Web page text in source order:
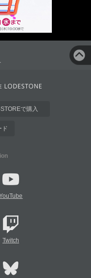
で購入
ド
Twitch